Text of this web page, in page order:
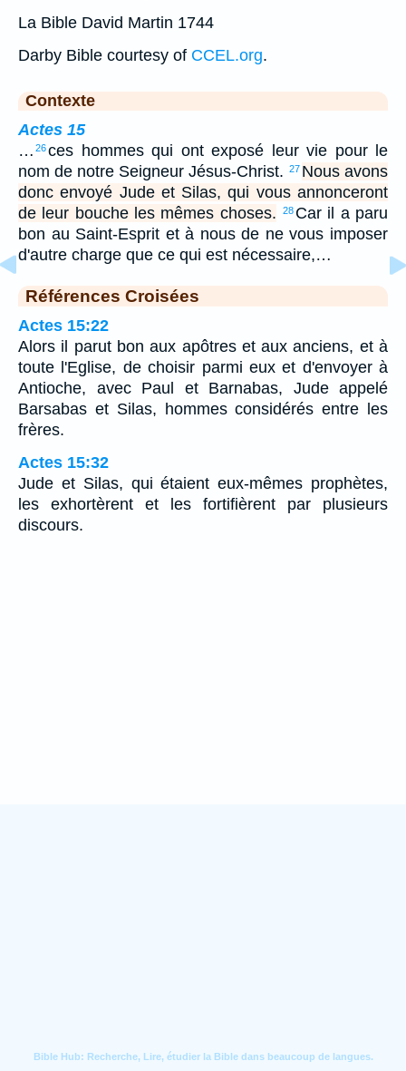
La Bible David Martin 1744
Darby Bible courtesy of CCEL.org.
Contexte
Actes 15
… 26ces hommes qui ont exposé leur vie pour le
nom de notre Seigneur Jésus-Christ. 27 Nous avons
donc envoyé Jude et Silas, qui vous annonceront
de leur bouche les mêmes choses.
28 Car il a paru
bon au Saint-Esprit et à nous de ne vous imposer
d'autre charge que ce qui est nécessaire,…
Références Croisées
Actes 15:22
Alors il parut bon aux apôtres et aux anciens, et à
toute l'Eglise, de choisir parmi eux et d'envoyer à
Antioche, avec Paul et Barnabas, Jude appelé
Barsabas et Silas, hommes considérés entre les
frères.
Actes 15:32
Jude et Silas, qui étaient eux-mêmes prophètes,
les exhortèrent et les fortifièrent par plusieurs
discours.